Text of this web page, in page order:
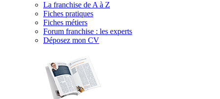
La franchise de A à Z
Fiches pratiques
Fiches métiers
Forum franchise : les experts
Déposez mon CV